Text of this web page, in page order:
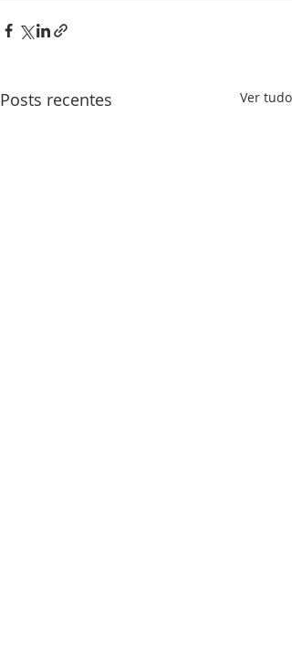
Posts recentes Ver tudo